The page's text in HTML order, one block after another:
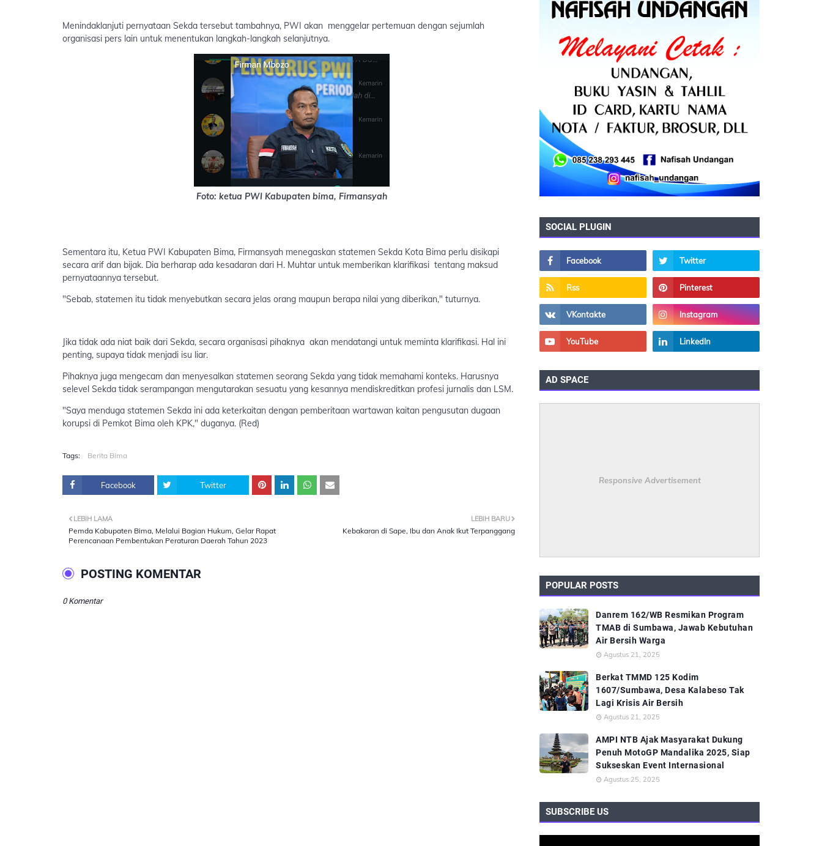
Menindaklanjuti pernyataan Sekda tersebut tambahnya, PWI akan menggelar pertemuan dengan sejumlah
organisasi pers lain untuk menentukan langkah-langkah selanjutnya.
Foto: ketua PWI Kabupaten bima, Firmansyah
Sementara itu, Ketua PWI Kabupaten Bima, Firmansyah menegaskan statemen Sekda Kota Bima perlu disikapi
secara arif dan bijak. Dia berharap ada kesadaran dari H. Muhtar untuk memberikan klarifikasi tentang maksud
pernyataannya tersebut.
"Sebab, statemen itu tidak menyebutkan secara jelas orang maupun berapa nilai yang diberikan," tuturnya.
Jika tidak ada niat baik dari Sekda, secara organisasi pihaknya akan mendatangi untuk meminta klarifikasi. Hal ini
penting, supaya tidak menjadi isu liar.
Pihaknya juga mengecam dan menyesalkan statemen seorang Sekda yang tidak memahami konteks. Harusnya
selevel Sekda tidak serampangan mengutarakan sesuatu yang kesannya mendiskreditkan profesi jurnalis dan LSM.
"Saya menduga statemen Sekda ini ada keterkaitan dengan pemberitaan wartawan kaitan pengusutan dugaan
korupsi di Pemkot Bima oleh KPK," duganya. (Red)
Tags: Berita Bima
Facebook Twitter
LEBIH BARU
Kebakaran di Sape, Ibu dan Anak Ikut Terpanggang
LEBIH LAMA
Pemda Kabupaten Bima, Melalui Bagian Hukum, Gelar Rapat
Perencanaan Pembentukan Peraturan Daerah Tahun 2023
POSTING KOMENTAR
0 Komentar
SOCIAL PLUGIN
AD SPACE
Responsive Advertisement
POPULAR POSTS
Danrem 162/WB Resmikan Program
TMAB di Sumbawa, Jawab Kebutuhan
Air Bersih Warga
Agustus 21, 2025
Berkat TMMD 125 Kodim
1607/Sumbawa, Desa Kalabeso Tak
Lagi Krisis Air Bersih
Agustus 21, 2025
AMPI NTB Ajak Masyarakat Dukung
Penuh MotoGP Mandalika 2025, Siap
Sukseskan Event Internasional
Agustus 25, 2025
SUBSCRIBE US